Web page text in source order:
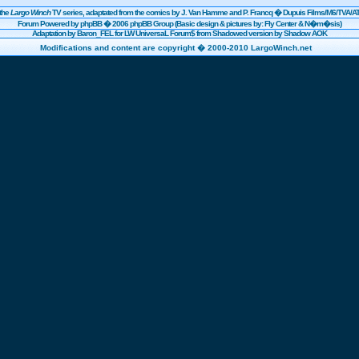
Largo WinchTV series, adaptated from the comics by J. Van Hamme and P. Francq �DupuisFilms/M6/TVA/
Forum Powered byphpBB� 2006 phpBB Group (Basic design & pictures by: Fly Center & N�m�sis)
Adaptation by Baron_FEL for LW UniversaL Forum$ from Shadowed version by Shadow AOK
Modifications and content are copyright � 2000-2010 LargoWinch.net